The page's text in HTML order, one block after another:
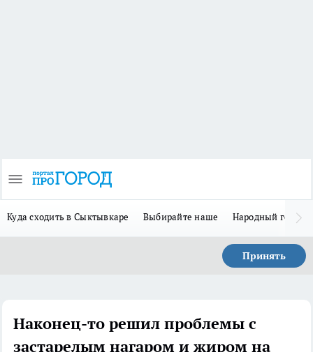
Куда сходить в Сыктывкаре Выбирайте наше Народный герой
Принять
Наконец-то решил проблемы с
застарелым нагаром и жиром на